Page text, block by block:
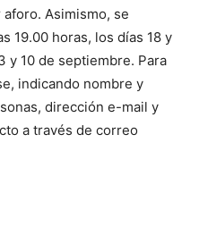
Asimismo, se
19.00 horas, los días 18 y
y 10 de septiembre. Para
indicando nombre y
dirección e-mail y
a través de correo